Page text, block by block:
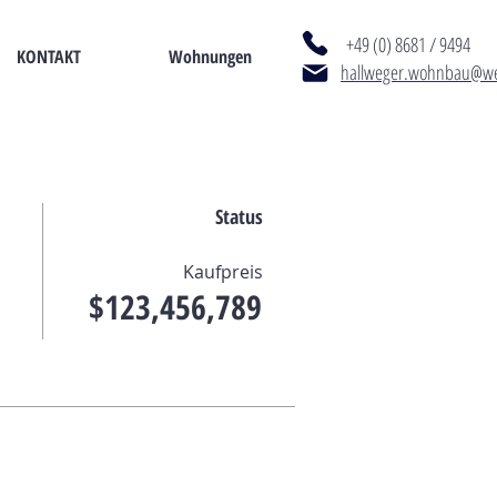
KONTAKT Wohnungen
+49 (0) 8681 / 9494
Status
Kaufpreis
$123,456,789